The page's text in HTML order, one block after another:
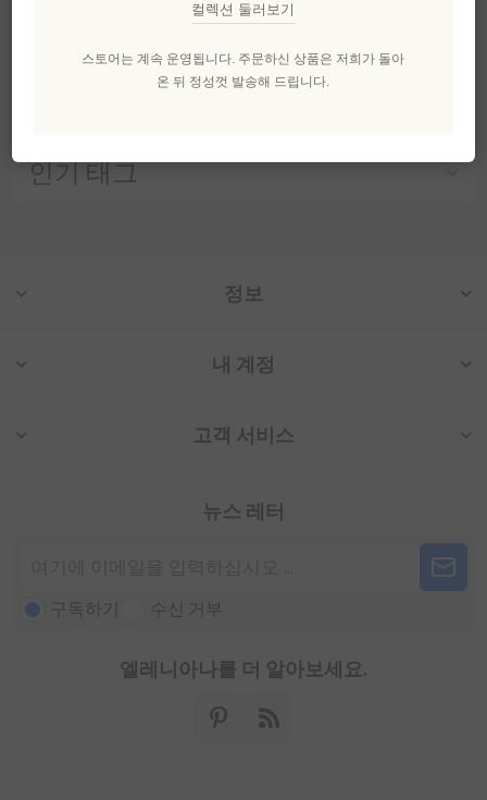
인기 태그
정보
내 계정
고객 서비스
뉴스 레터
구독하기 수신 거부
엘레니아나를 더 알아보세요.
컬렉션 둘러보기
스토어는 계속 운영됩니다. 주문하신 상품은 저희가 돌아
온 뒤 정성껏 발송해 드립니다.